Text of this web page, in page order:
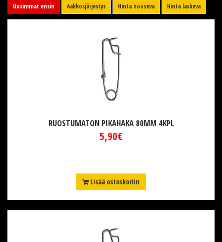
Uusimmat ensin Aakkosjärjestys Hinta nouseva Hinta laskeva
RUOSTUMATON PIKAHAKA 80MM 4KPL
5,90€
Lisää ostoskoriin